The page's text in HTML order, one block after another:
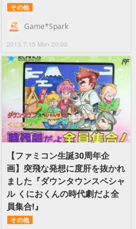
その他
2013.7.15 Mon 20:00
Game*Spark
【ファミコン生誕30周年企
画】突飛な発想に度肝を抜かれ
ました『ダウンタウンスペシャ
ル くにおくんの時代劇だよ全
員集合!』
その他